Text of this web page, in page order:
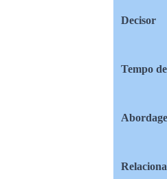
Decisor
Tempo